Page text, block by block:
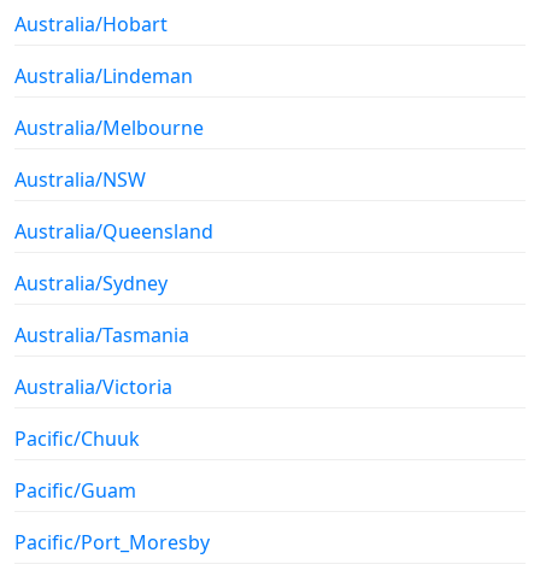
Australia/Hobart
Australia/Lindeman
Australia/Melbourne
Australia/NSW
Australia/Queensland
Australia/Sydney
Australia/Tasmania
Australia/Victoria
Pacific/Chuuk
Pacific/Guam
Pacific/Port_Moresby